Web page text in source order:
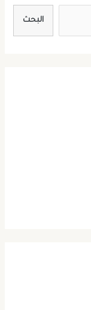
البحث